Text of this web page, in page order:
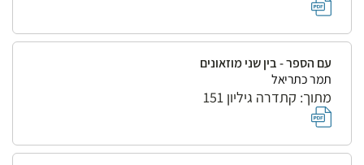
עם הספר - בין שני מוזאונים
תמר כתריאל
מתוך: קתדרה גיליון 151